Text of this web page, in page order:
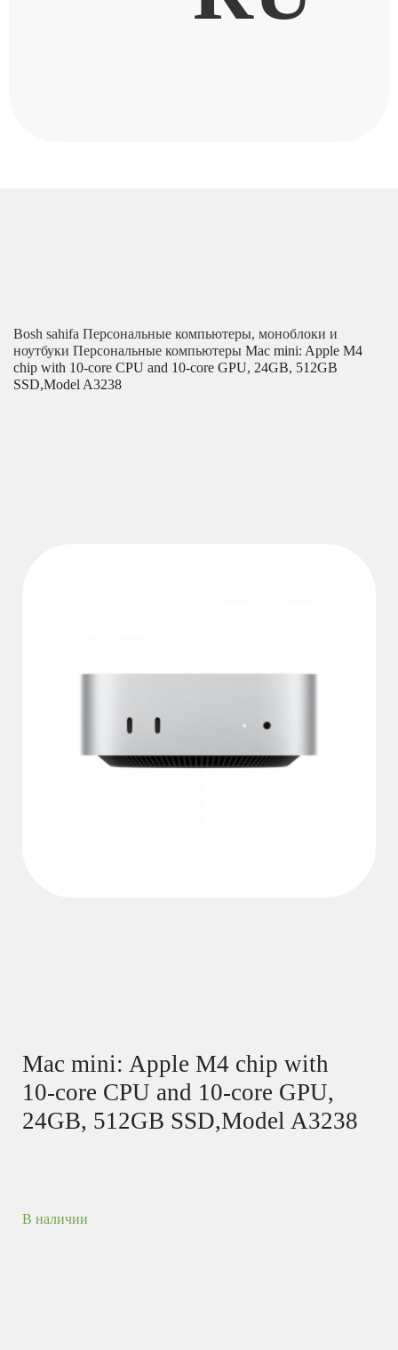
Bosh sahifa Персональные компьютеры, моноблоки и
ноутбуки Персональные компьютеры Mac mini: Apple M4
chip with 10‑core CPU and 10‑core GPU, 24GB, 512GB
SSD,Model A3238
Mac mini: Apple M4 chip with
10‑core CPU and 10‑core GPU,
24GB, 512GB SSD,Model A3238
В наличии